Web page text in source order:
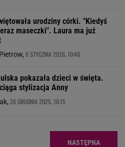
urodziny córki. "Kiedyś
maseczki". Laura ma już
6 STYCZNIA 2026, 10:40
pokazała dzieci w święta.
stylizacja Anny
26 GRUDNIA 2025, 16:15
NASTĘPNA